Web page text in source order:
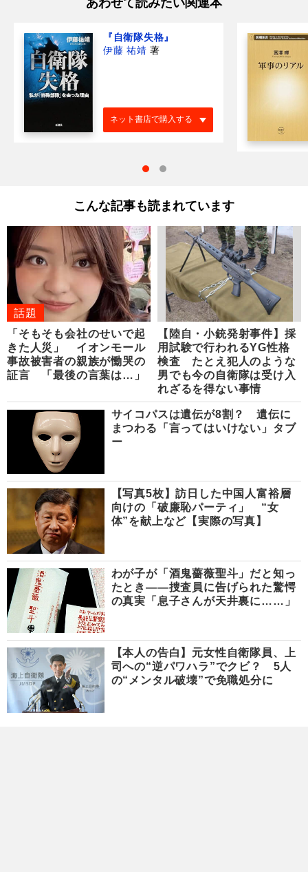
『自衛隊失格』
伊藤 祐靖 著
ネット書店で購入する
こんな記事も読まれています
話題
「そもそも会社のせいで起
きた人災」 イオンモール
事故被害者の親族が慟哭の
証言 「最後の言葉は…」
【陸自・小銃発射事件】採
用試験で行われるYG性格
検査 たとえ犯人のような
男でも今の自衛隊は受け入
れざるを得ない事情
サイコパスは遺伝が8割？ 遺伝に
まつわる「言ってはいけない」タブ
ー
【写真5枚】訪日した中国人富裕層
向けの「破廉恥パーティ」 “女
体”を献上など【実際の写真】
わが子が「酒鬼薔薇聖斗」だと知っ
たとき――捜査員に告げられた驚愕
の真実「息子さんが天井裏に……」
【本人の告白】元女性自衛隊員、上
司への“逆パワハラ”でクビ？ 5人
の“メンタル破壊”で免職処分に